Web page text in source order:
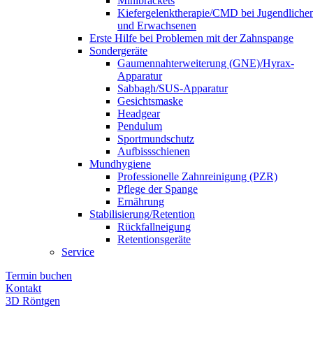
Kiefergelenktherapie/CMD bei
und Erwachsenen
Erste Hilfe bei Problemen mit der Zahnspange
Sondergeräte
Gaumennahterweiterung (GNE)/Hyrax-
Apparatur
Sabbagh/SUS-Apparatur
Gesichtsmaske
Headgear
Pendulum
Sportmundschutz
Aufbissschienen
Mundhygiene
Professionelle Zahnreinigung (PZR)
Pflege der Spange
Ernährung
Stabilisierung/Retention
Rückfallneigung
Retentionsgeräte
Service
Termin buchen
Kontakt
3D Röntgen